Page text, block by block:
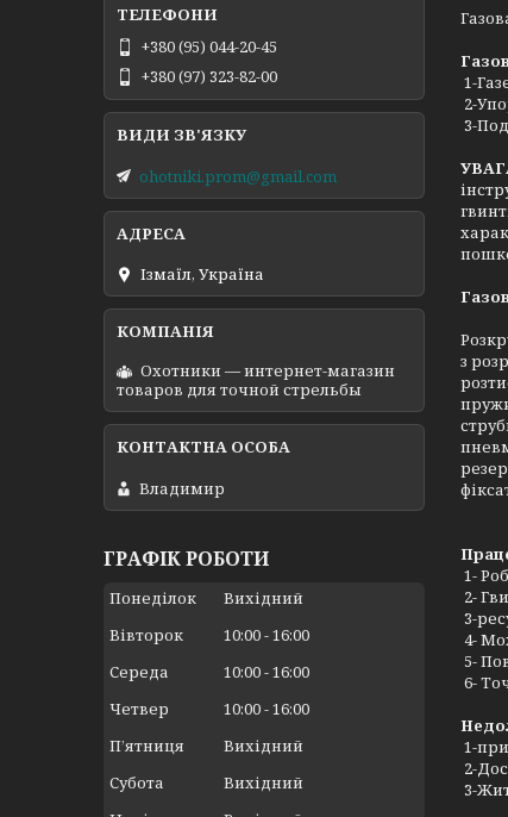
1-
2-
3-
з
1-
2-
3-
4-
5-
6-
1-
2-
3-
+380 (95) 044-20-45
+380 (97) 323-82-00
ohotniki.prom@gmail.com
Ізмаїл, Україна
Охотники — интернет-магазин
товаров для точной стрельбы
Владимир
ГРАФІК РОБОТИ
Понеділок
Вихідний
Вівторок
10:00 16:00
Середа
10:00 16:00
Четвер
10:00 16:00
Пʼятниця
Вихідний
Субота
Вихідний